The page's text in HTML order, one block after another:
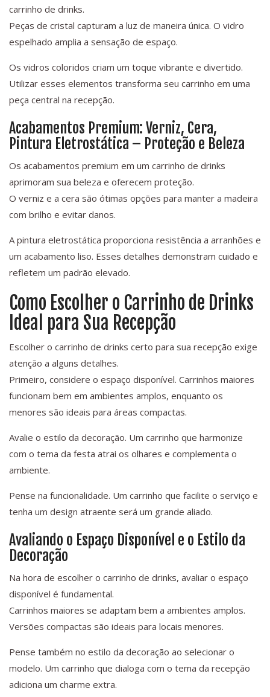
carrinho de drinks.
Peças de cristal capturam a luz de maneira única. O vidro
espelhado amplia a sensação de espaço.
Os vidros coloridos criam um toque vibrante e divertido.
Utilizar esses elementos transforma seu carrinho em uma
peça central na recepção.
Acabamentos Premium: Verniz, Cera,
Pintura Eletrostática – Proteção e Beleza
Os acabamentos premium em um carrinho de drinks
aprimoram sua beleza e oferecem proteção.
O verniz e a cera são ótimas opções para manter a madeira
com brilho e evitar danos.
A pintura eletrostática proporciona resistência a arranhões e
um acabamento liso. Esses detalhes demonstram cuidado e
refletem um padrão elevado.
Como Escolher o Carrinho de Drinks
Ideal para Sua Recepção
Escolher o carrinho de drinks certo para sua recepção exige
atenção a alguns detalhes.
Primeiro, considere o espaço disponível. Carrinhos maiores
funcionam bem em ambientes amplos, enquanto os
menores são ideais para áreas compactas.
Avalie o estilo da decoração. Um carrinho que harmonize
com o tema da festa atrai os olhares e complementa o
ambiente.
Pense na funcionalidade. Um carrinho que facilite o serviço e
tenha um design atraente será um grande aliado.
Avaliando o Espaço Disponível e o Estilo da
Decoração
Na hora de escolher o carrinho de drinks, avaliar o espaço
disponível é fundamental.
Carrinhos maiores se adaptam bem a ambientes amplos.
Versões compactas são ideais para locais menores.
Pense também no estilo da decoração ao selecionar o
modelo. Um carrinho que dialoga com o tema da recepção
adiciona um charme extra.